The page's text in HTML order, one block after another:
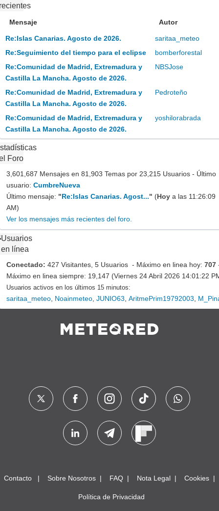
Mensaje Autor
Re:Islas Canarias. Agosto de 2026.
saritaa_meteo
Re:Seguimiento del tiempo para el eclipse
bomberforestal
Re:Comunidad de Madrid, Extremadura y
Castilla La Mancha. Agosto de 2026.
NBSJose
Re:Comunidad de Madrid, Extremadura y
Castilla La Mancha. Agosto de 2026.
Pedroteño
Re:Comunidad de Madrid, Extremadura y
Castilla La Mancha. Agosto de 2026.
yoshilorabrada
Foro
3,601,687 Mensajes en 81,903 Temas por 23,215 Usuarios - Último
usuario: CumbreNueva
Último mensaje: "Re:Islas Canarias. Agost..." (Hoy a las 11:26:09
AM)
Ver los mensajes más recientes del foro.
Usuarios
en línea
Conectado: 427 Visitantes, 5 Usuarios - Máximo en linea hoy: 707
Máximo en linea siempre: 19,147 (Viernes 24 Abril 2026 14:01:22
Usuarios activos en los últimos 15 minutos:
saritaa_meteo Noainmeteo JUNIO63 AritmePrim19792003
Contacto Sobre Nosotros FAQ Nota Legal Cookies
Política de Privacidad